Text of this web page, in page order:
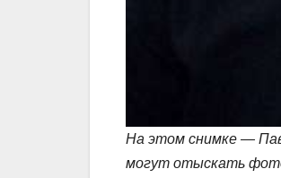
На этом снимке —
могут отыскать